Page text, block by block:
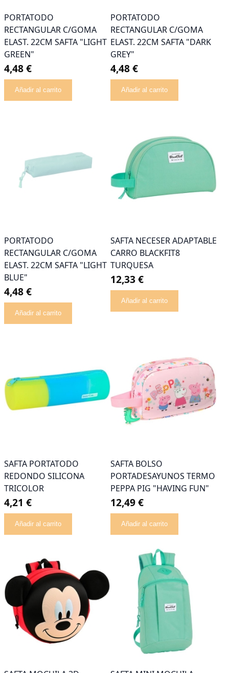
PORTATODO
RECTANGULAR C/GOMA
ELAST. 22CM SAFTA "LIGHT
GREEN"
4,48 €
Añadir al carrito
PORTATODO
RECTANGULAR C/GOMA
ELAST. 22CM SAFTA "DARK
GREY"
4,48 €
Añadir al carrito
PORTATODO
RECTANGULAR C/GOMA
ELAST. 22CM SAFTA "LIGHT
BLUE"
4,48 €
Añadir al carrito
SAFTA NECESER ADAPTABLE
CARRO BLACKFIT8
TURQUESA
12,33 €
Añadir al carrito
SAFTA PORTATODO
REDONDO SILICONA
TRICOLOR
4,21 €
Añadir al carrito
SAFTA BOLSO
PORTADESAYUNOS TERMO
PEPPA PIG "HAVING FUN"
12,49 €
Añadir al carrito